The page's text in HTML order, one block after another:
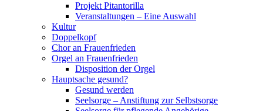
Projekt Pitantorilla
Veranstaltungen – Eine Auswahl
Kultur
Doppelkopf
Chor an Frauenfrieden
Orgel an Frauenfrieden
Disposition der Orgel
Hauptsache gesund?
Gesund werden
Seelsorge – Anstiftung zur Selbstsorge